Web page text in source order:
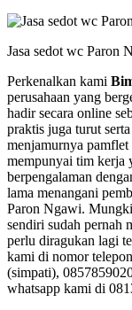
Jasa sedot wc Paron
Perkenalkan kami
perusahaan yang
hadir secara online
praktis juga turut
menjamurnya
mempunyai tim kerja
berpengalaman
lama menangani
Paron Ngawi.
sendiri sudah pernah
perlu diragukan lagi
kami di nomor
(simpati),
whatsapp kami di